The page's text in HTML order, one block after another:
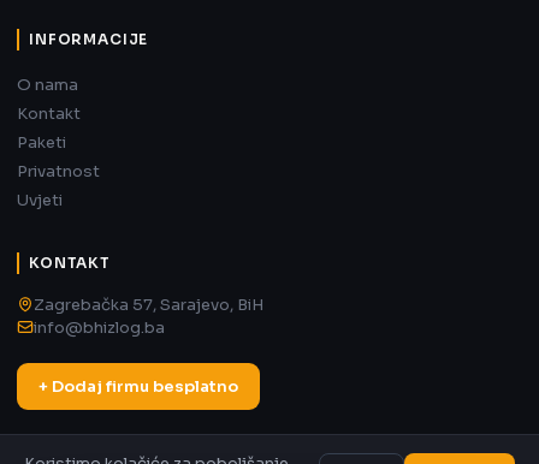
INFORMACIJE
O nama
Kontakt
Paketi
Privatnost
Uvjeti
KONTAKT
Zagrebačka 57, Sarajevo, BiH
info@bhizlog.ba
+ Dodaj firmu besplatno